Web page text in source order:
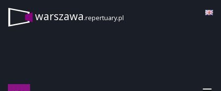
warszawa.repertuary.pl